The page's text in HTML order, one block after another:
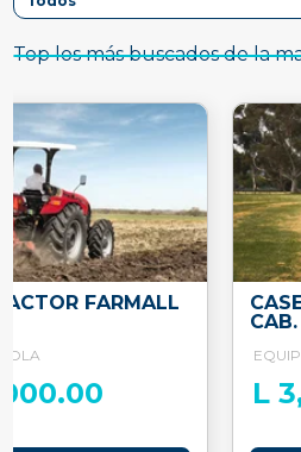
Top los más buscados de la
FARMALL
CAB.
L